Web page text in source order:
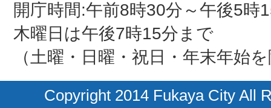
開庁時間:午前8時30分～午後5時
木曜日は午後7時15分まで
（土曜・日曜・祝日・年末年始
Copyright 2014 Fukaya City All